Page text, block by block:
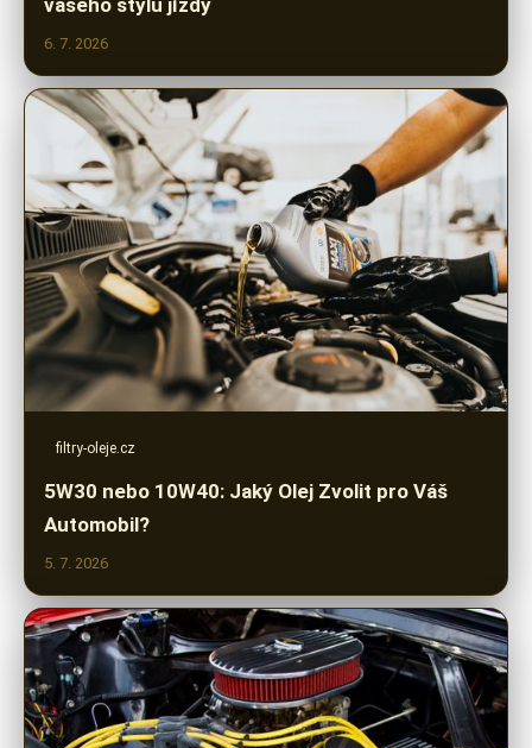
vašeho stylu jízdy
6. 7. 2026
filtry-oleje.cz
5W30 nebo 10W40: Jaký Olej Zvolit pro Váš
Automobil?
5. 7. 2026